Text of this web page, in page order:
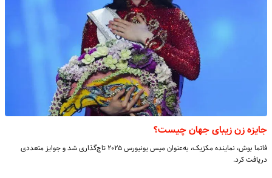
جایزه زن زیبای جهان چیست؟
فاتما بوش، نماینده مکزیک، به‌عنوان میس یونیورس ۲۰۲۵ تاج‌گذاری شد و جوایز متعددی
دریافت کرد.